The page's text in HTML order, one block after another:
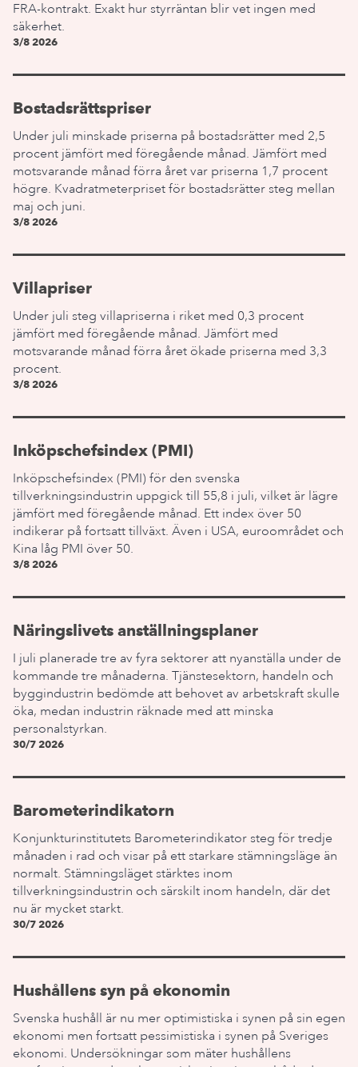
FRA-kontrakt. Exakt hur styrräntan blir vet ingen med
säkerhet.
3/8 2026
Bostadsrättspriser
Under juli minskade priserna på bostadsrätter med 2,5
procent jämfört med föregående månad. Jämfört med
motsvarande månad förra året var priserna 1,7 procent
högre. Kvadratmeterpriset för bostadsrätter steg mellan
maj och juni.
3/8 2026
Villapriser
Under juli steg villapriserna i riket med 0,3 procent
jämfört med föregående månad. Jämfört med
motsvarande månad förra året ökade priserna med 3,3
procent.
3/8 2026
Inköpschefsindex (PMI)
Inköpschefsindex (PMI) för den svenska
tillverkningsindustrin uppgick till 55,8 i juli, vilket är lägre
jämfört med föregående månad. Ett index över 50
indikerar på fortsatt tillväxt. Även i USA, euroområdet och
Kina låg PMI över 50.
3/8 2026
Näringslivets anställningsplaner
I juli planerade tre av fyra sektorer att nyanställa under de
kommande tre månaderna. Tjänstesektorn, handeln och
byggindustrin bedömde att behovet av arbetskraft skulle
öka, medan industrin räknade med att minska
personalstyrkan.
30/7 2026
Barometerindikatorn
Konjunkturinstitutets Barometerindikator steg för tredje
månaden i rad och visar på ett starkare stämningsläge än
normalt. Stämningsläget stärktes inom
tillverkningsindustrin och särskilt inom handeln, där det
nu är mycket starkt.
30/7 2026
Hushållens syn på ekonomin
Svenska hushåll är nu mer optimistiska i synen på sin egen
ekonomi men fortsatt pessimistiska i synen på Sveriges
ekonomi. Undersökningar som mäter hushållens